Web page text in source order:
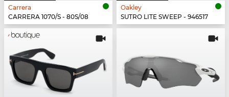
Carrera
CARRERA 1070/S - 80S/08
Oakley
SUTRO LITE SWEEP - 946517